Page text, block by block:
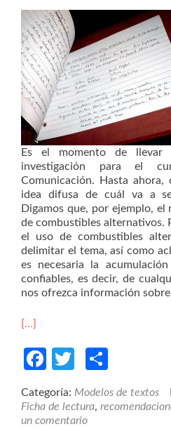
Es el momento de
investigación para el
Comunicación. Hasta ahora,
idea difusa de cuál va a
Digamos que, por ejemplo,
de combustibles alternativos.
el uso de combustibles
delimitar el tema, así como
es necesaria la
confiables, es decir, de
nos ofrezca información
[…]
Facebook
Twitter
Categoría: Modelos de textos
Ficha de lectura,
un comentario